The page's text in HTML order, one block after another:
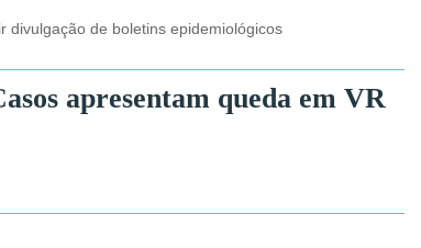
divulgação de boletins epidemiológicos
apresentam queda em VR